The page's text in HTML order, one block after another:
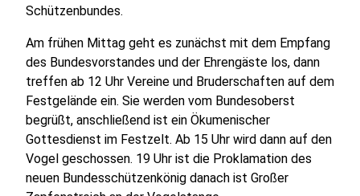
Schützenbundes.
Am frühen Mittag geht es zunächst mit dem Empfang
des Bundesvorstandes und der Ehrengäste los, dann
treffen ab 12 Uhr Vereine und Bruderschaften auf dem
Festgelände ein. Sie werden vom Bundesoberst
begrüßt, anschließend ist ein Ökumenischer
Gottesdienst im Festzelt. Ab 15 Uhr wird dann auf den
Vogel geschossen. 19 Uhr ist die Proklamation des
neuen Bundesschützenkönig danach ist Großer